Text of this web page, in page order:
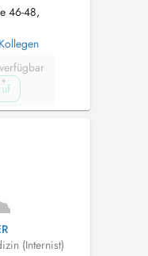
46-48,
(Internist)